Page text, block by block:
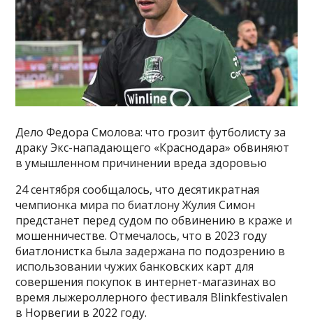
Дело Федора Смолова: что грозит футболисту за
драку Экс-нападающего «Краснодара» обвиняют
в умышленном причинении вреда здоровью
24 сентября сообщалось, что десятикратная
чемпионка мира по биатлону Жулия Симон
предстанет перед судом по обвинению в краже и
мошенничестве. Отмечалось, что в 2023 году
биатлонистка была задержана по подозрению в
использовании чужих банковских карт для
совершения покупок в интернет-магазинах во
время лыжероллерного фестиваля Blinkfestivalen
в Норвегии в 2022 году.